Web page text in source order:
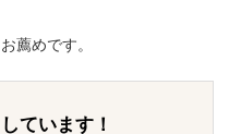
薦めです。
ています！